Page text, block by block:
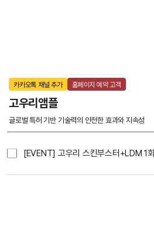
카카오톡 채널 추가 홈페이지 예약 고객
고우리앰플
글로벌 특허 기반 기술력의 안전한 효과와 지속성
[EVENT] 고우리 스킨부스터+LDM 1회